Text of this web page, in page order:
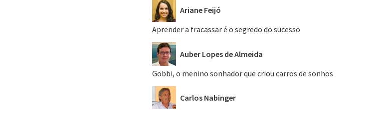
Ariane Feijó
Aprender a fracassar é o segredo do sucesso
Auber Lopes de Almeida
Gobbi, o menino sonhador que criou carros de sonhos
Carlos Nabinger